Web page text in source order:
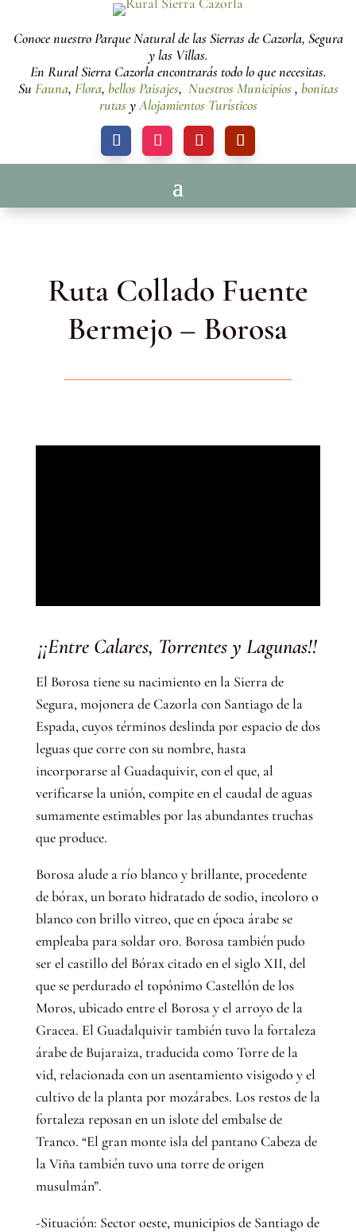
Conoce nuestro Parque Natural de las Sierras de Cazorla, Segura
y las Villas.
En Rural Sierra Cazorla encontrarás todo lo que necesitas.
Su Fauna, Flora, bellos Paisajes, Nuestros Municipios, bonitas
rutasyAlojamientos Turísticos
Ruta Collado Fuente
Bermejo – Borosa
¡¡Entre Calares, Torrentes y Lagunas!!
El Borosa tiene su nacimiento en la Sierra de
Segura, mojonera de Cazorla con Santiago de la
Espada, cuyos términos deslinda por espacio de dos
leguas que corre con su nombre, hasta
incorporarse al Guadaquivir, con el que, al
verificarse la unión, compite en el caudal de aguas
sumamente estimables por las abundantes truchas
que produce.
Borosa alude a río blanco y brillante, procedente
de bórax, un borato hidratado de sodio, incoloro o
blanco con brillo vitreo, que en época árabe se
empleaba para soldar oro. Borosa también pudo
ser el castillo del Bórax citado en el siglo XII, del
que se perdurado el topónimo Castellón de los
Moros, ubicado entre el Borosa y el arroyo de la
Gracea. El Guadalquivir también tuvo la fortaleza
árabe de Bujaraiza, traducida como Torre de la
vid, relacionada con un asentamiento visigodo y el
cultivo de la planta por mozárabes. Los restos de la
fortaleza reposan en un islote del embalse de
Tranco. “El gran monte isla del pantano Cabeza de
la Viña también tuvo una torre de origen
musulmán”.
-Situación: Sector oeste, municipios de Santiago de